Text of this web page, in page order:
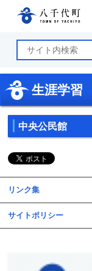
生涯学習
中央公民館
リンク集
サイトポリシー